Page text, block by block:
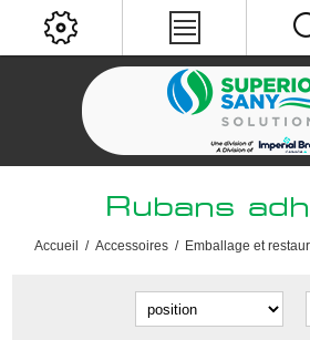
Rubans
Accueil / Accessoires / Emballage et